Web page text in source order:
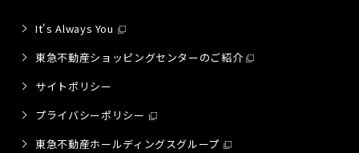
It's Always You
東急不動産ショッピングセンターのご紹介
サイトポリシー
プライバシーポリシー
東急不動産ホールディングスグループ